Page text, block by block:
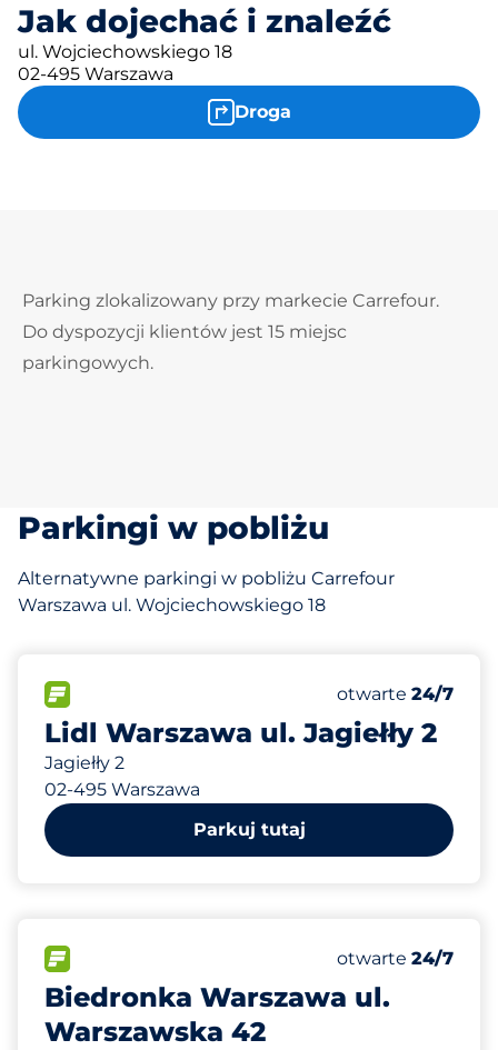
Jak dojechać i znaleźć
ul. Wojciechowskiego 18
02-495 Warszawa
Droga
Parking zlokalizowany przy markecie Carrefour.
Do dyspozycji klientów jest 15 miejsc
parkingowych.
Parkingi w pobliżu
Alternatywne parkingi w pobliżu Carrefour
Warszawa ul. Wojciechowskiego 18
Lidl Warszawa ul. Jagiełły 2
Jagiełły 2
02-495 Warszawa
Liczba miejsc
Całkowita
Disabled
Czwartek&nbsp
otwarte 24/7
280 m
Parkuj tutaj
Biedronka Warszawa ul.
Warszawska 42
Liczba miejsc
Całkowita
Czwartek&nbsp
otwarte 24/7
666 m